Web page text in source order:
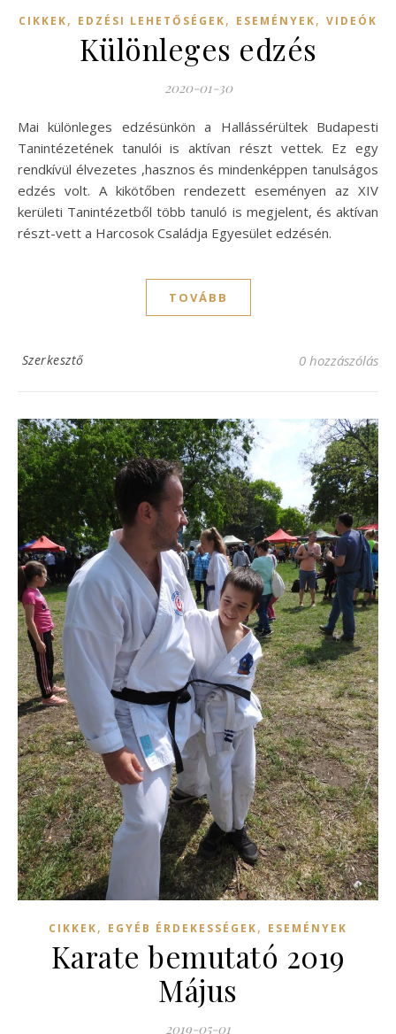
CIKKEK, EDZÉSI LEHETŐSÉGEK, ESEMÉNYEK, VIDEÓK
Különleges edzés
2020-01-30
Mai különleges edzésünkön a Hallássérültek Budapesti
Tanintézetének tanulói is aktívan részt vettek. Ez egy
rendkívül élvezetes ,hasznos és mindenképpen tanulságos
edzés volt. A kikötőben rendezett eseményen az XIV
kerületi Tanintézetből több tanuló is megjelent, és aktívan
részt-vett a Harcosok Családja Egyesület edzésén.
TOVÁBB
Szerkesztő 0 hozzászólás
CIKKEK, EGYÉB ÉRDEKESSÉGEK, ESEMÉNYEK
Karate bemutató 2019
Május
2019-05-01